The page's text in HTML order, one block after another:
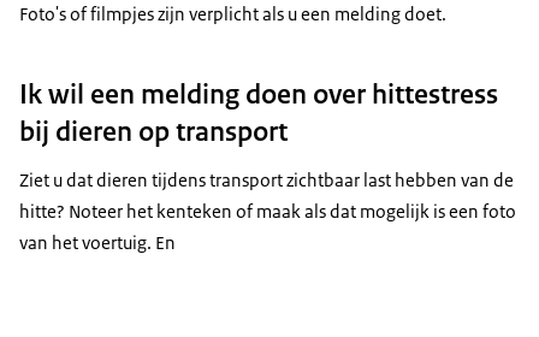
Foto's of filmpjes zijn verplicht als u een melding doet.
Ik wil een melding doen over hittestress
bij dieren op transport
Ziet u dat dieren tijdens transport zichtbaar last hebben van de
hitte? Noteer het kenteken of maak als dat mogelijk is een foto
van het voertuig. En